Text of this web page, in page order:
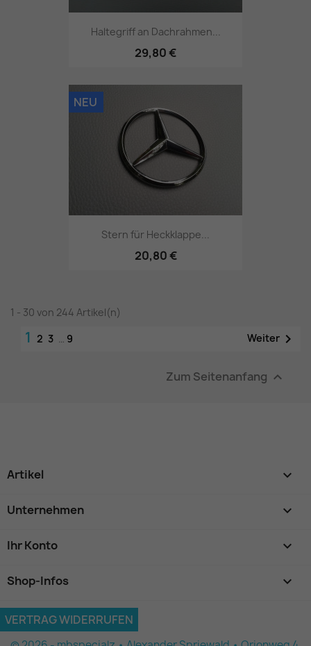
Haltegriff an Dachrahmen...
29,80 €
Stern für Heckklappe...
20,80 €
NEU
1 - 30 von 244 Artikel(n)
1 2 3 … 9 Weiter 
Zum Seitenanfang 
Artikel 
Unternehmen 
Ihr Konto 
Shop-Infos keyboard_arrow_down
VERTRAG WIDERRUFEN